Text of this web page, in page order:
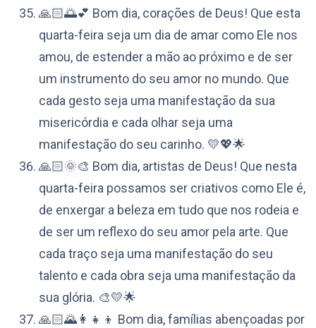
🙏🏻🌅💕 Bom dia, corações de Deus! Que esta
quarta-feira seja um dia de amar como Ele nos
amou, de estender a mão ao próximo e de ser
um instrumento do seu amor no mundo. Que
cada gesto seja uma manifestação da sua
misericórdia e cada olhar seja uma
manifestação do seu carinho. 💛💖🌟
🙏🏻🌞🎨 Bom dia, artistas de Deus! Que nesta
quarta-feira possamos ser criativos como Ele é,
de enxergar a beleza em tudo que nos rodeia e
de ser um reflexo do seu amor pela arte. Que
cada traço seja uma manifestação do seu
talento e cada obra seja uma manifestação da
sua glória. 🎨💛🌟
🙏🏻🌄👩‍👧‍👦 Bom dia, famílias abençoadas por